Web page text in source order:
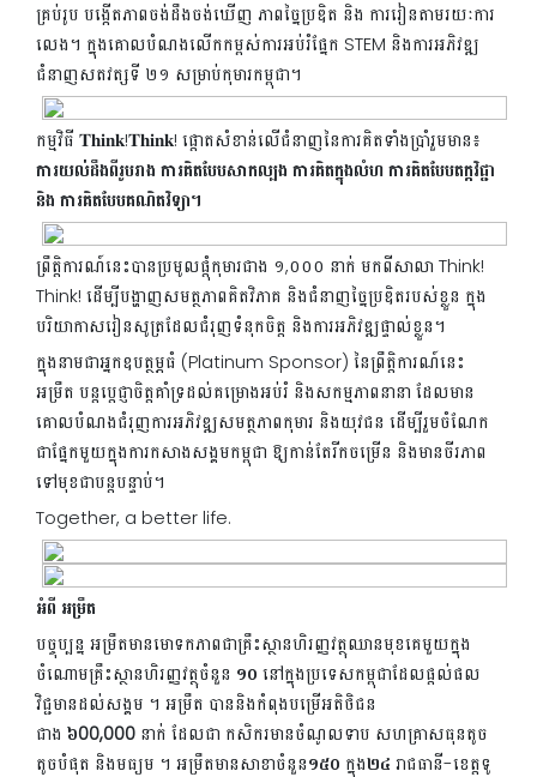
គ្រប់រូប បង្កើតភាពចង់ដឹងចង់ឃើញ ភាពច្នៃប្រឌិត និង ការរៀនតាមរយៈការ
លេង។ ក្នុងគោលបំណងលើកកម្ពស់ការអប់រំផ្នែក STEM និងការអភិវឌ្ឍ
ជំនាញសតវត្សទី ២១ សម្រាប់កុមារកម្ពុជា។
កម្មវិធី 𝐓𝐡𝐢𝐧𝐤!𝐓𝐡𝐢𝐧𝐤! ផ្តោតសំខាន់លើជំនាញនៃការគិតទាំងប្រាំរួមមាន៖
ការយល់ដឹងពីរូបរាង ការគិតបែបសាកល្បង ការគិតក្នុងលំហ ការគិតបែបតក្តវិជ្ជា
និង ការគិតបែបគណិតវិទ្យា។
ព្រឹត្តិការណ៍នេះបានប្រមូលផ្តុំកុមារជាង ១,០០០ នាក់ មកពីសាលា Think!
Think! ដើម្បីបង្ហាញសមត្ថភាពគិតវិភាគ និងជំនាញច្នៃប្រឌិតរបស់ខ្លួន ក្នុង
បរិយាកាសរៀនសូត្រដែលជំរុញទំនុកចិត្ត និងការអភិវឌ្ឍផ្ទាល់ខ្លួន។
ក្នុងនាមជាអ្នកឧបត្ថម្ភធំ (Platinum Sponsor) នៃព្រឹត្តិការណ៍នេះ
អម្រឹត បន្តប្តេជ្ញាចិត្តគាំទ្រដល់គម្រោងអប់រំ និងសកម្មភាពនានា ដែលមាន
គោលបំណងជំរុញការអភិវឌ្ឍសមត្ថភាពកុមារ និងយុវជន ដើម្បីរួមចំណែក
ជាផ្នែកមួយក្នុងការកសាងសង្គមកម្ពុជា ឱ្យកាន់តែរីកចម្រើន និងមានចីរភាព
ទៅមុខជាបន្តបន្ទាប់។
Together, a better life.
អំពី អម្រឹត
បច្ចុប្បន្ន អម្រឹតមានមោទកភាពជាគ្រឹះស្ថានហិរញ្ញវត្ថុឈានមុខគេមួយក្នុង
ចំណោមគ្រឹះស្ថានហិរញ្ញវត្ថុចំនួន ១០ នៅក្នុងប្រទេសកម្ពុជាដែលផ្តល់ផល
វិជ្ជមានដល់សង្គម ។ អម្រឹត បាននិងកំពុងបម្រើអតិថិជន
ជាង ៦00,000 នាក់ ដែលជា កសិករមានចំណូលទាប សហគ្រាសធុនតូច
តូចបំផុត និងមធ្យម ។ អម្រឹតមានសាខាចំនួន១៥០ ក្នុង២៤ រាជធានី-ខេត្តទូ